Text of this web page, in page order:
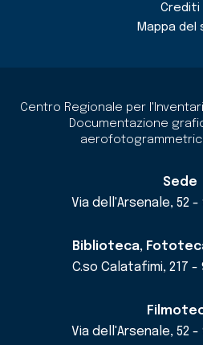
Crediti
Mappa del
Centro Regionale per
Documentazione
Sede
Via dell'Arsenale, 52 -
Biblioteca,
C.so Calatafimi, 217 -
Via dell'Arsenale, 52 -